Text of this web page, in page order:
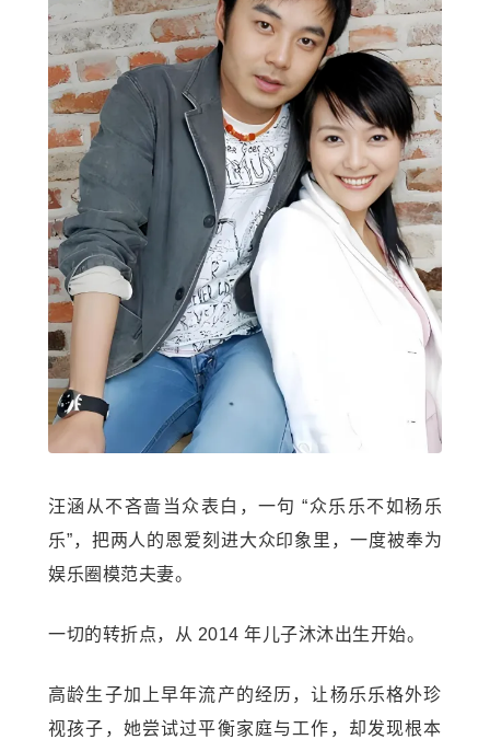
汪涵从不吝啬当众表白，一句 “众乐乐不如杨乐
乐”，把两人的恩爱刻进大众印象里，一度被奉为
娱乐圈模范夫妻。
一切的转折点，从 2014 年儿子沐沐出生开始。
高龄生子加上早年流产的经历，让杨乐乐格外珍
视孩子，她尝试过平衡家庭与工作，却发现根本